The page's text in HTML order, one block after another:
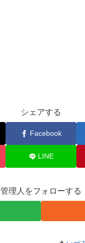
シェアする
Facebook
LINE
管理人をフォローする